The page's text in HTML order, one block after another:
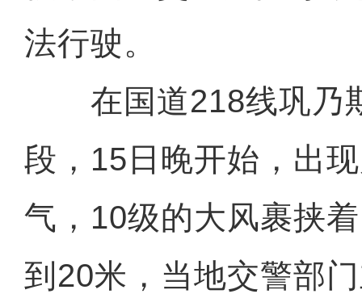
法行驶。
在国道218线巩乃
段，15日晚开始，出
气，10级的大风裹挟
到20米，当地交警部